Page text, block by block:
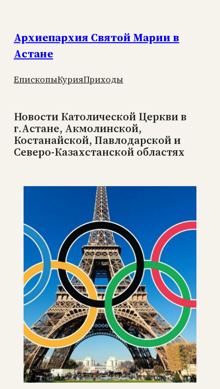
содержимому
Архиепархия Святой Марии в
Астане
ЕпископыКурияПриходы
Новости Католической Церкви в
г.Астане, Акмолинской,
Костанайской, Павлодарской и
Северо-Казахстанской областях